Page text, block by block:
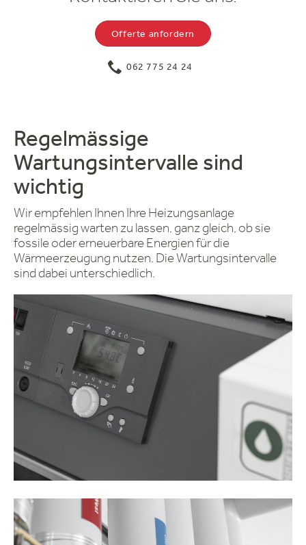
Offerte anfordern
062 775 24 24
Regelmässige
Wartungsintervalle sind
wichtig
Wir empfehlen Ihnen Ihre Heizungsanlage
regelmässig warten zu lassen, ganz gleich, ob sie
fossile oder erneuerbare Energien für die
Wärmeerzeugung nutzen. Die Wartungsintervalle
sind dabei unterschiedlich.